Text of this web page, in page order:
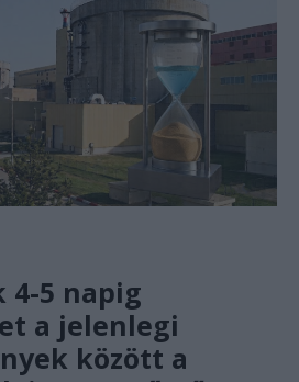
4-5 napig
a jelenlegi
között a